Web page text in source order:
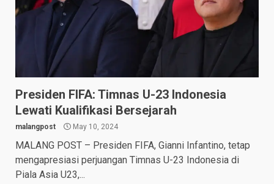
Presiden FIFA: Timnas U-23 Indonesia
Lewati Kualifikasi Bersejarah
malangpost May 10, 2024
MALANG POST – Presiden FIFA, Gianni Infantino, tetap
mengapresiasi perjuangan Timnas U-23 Indonesia di
Piala Asia U23,...